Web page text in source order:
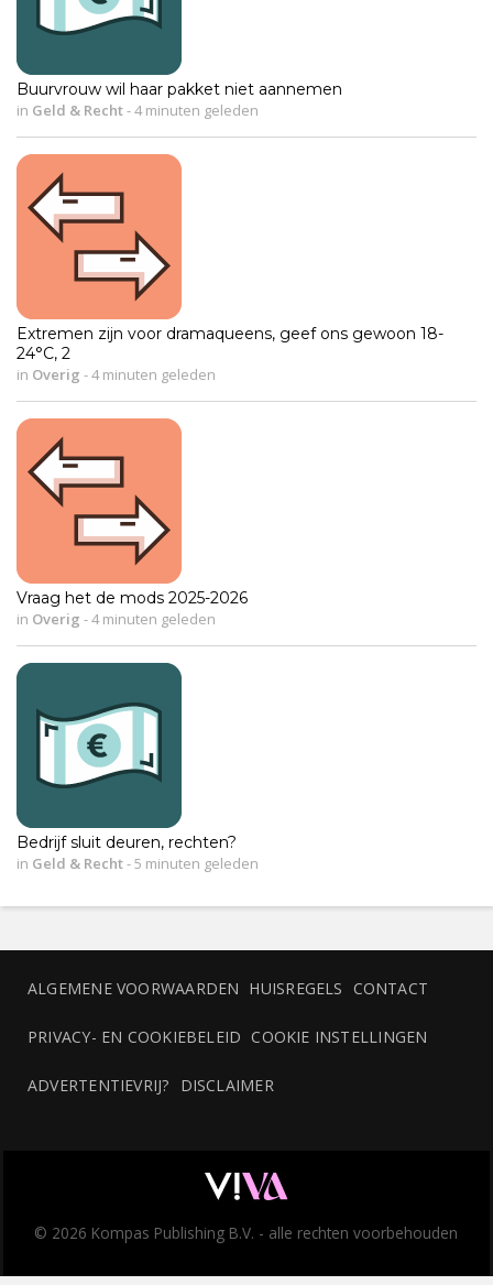
Buurvrouw wil haar pakket niet aannemen
in Geld & Recht-4 minuten geleden
Extremen zijn voor dramaqueens, geef ons gewoon 18-
24°C, 2
in Overig -4 minuten geleden
Vraag het de mods 2025-2026
in Overig -4 minuten geleden
Bedrijf sluit deuren, rechten?
in Geld & Recht-5 minuten geleden
ALGEMENE VOORWAARDEN HUISREGELS CONTACT
PRIVACY- EN COOKIEBELEID COOKIE INSTELLINGEN
ADVERTENTIEVRIJ? DISCLAIMER
© 2026 Kompas Publishing B.V. - alle rechten voorbehouden